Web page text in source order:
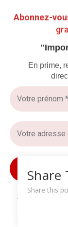
Abonnez-
En prime,
Nous ne
A PROPOS
Carrières &
Mentions Légales
Protection
Promotion
Interview « Tapis
Promotion
Share
Share this